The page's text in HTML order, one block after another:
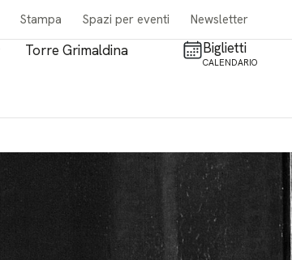
Stampa Spazi per eventi Newsletter
Torre Grimaldina Biglietti
CALENDARIO